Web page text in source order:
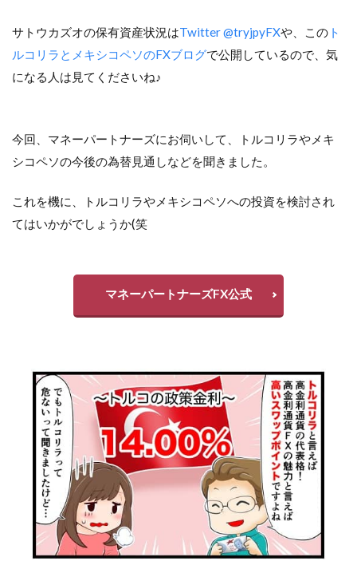
サトウカズオの保有資産状況はTwitter @tryjpyFXや、この ト
ルコリラとメキシコペソのFXブログで公開しているので、気
になる人は見てくださいね♪
今回、マネーパートナーズにお伺いして、トルコリラやメキ
シコペソの今後の為替見通しなどを聞きました。
これを機に、トルコリラやメキシコペソへの投資を検討され
てはいかがでしょうか(笑
マネーパートナーズFX公式